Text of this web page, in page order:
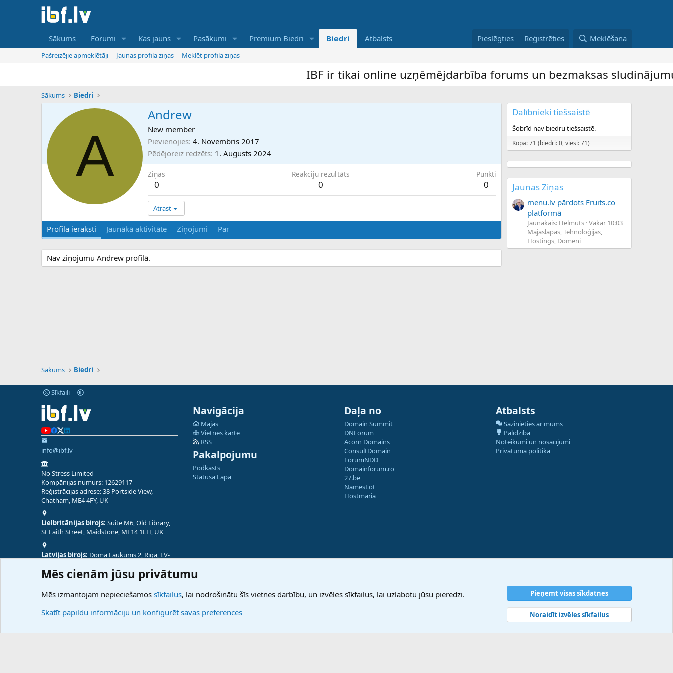
Sākums Forumi Kas jauns Pasākumi Premium Biedri Biedri Atbalsts Pieslēgties Reģistrēties Meklēšana
Pašreizējie apmeklētāji Jaunas profila ziņas Meklēt profila ziņas
IBF ir tikai online uzņēmējdarbība forums un bezmaksas sludinājumu
Sākums Biedri
A
Andrew
New member
Pievienojies 4. Novembris 2017
Pēdējoreiz redzēts 1. Augusts 2024
Ziņas
0
Reakciju rezultāts
0
Punkti
0
Atrast
Profila ieraksti Jaunākā aktivitāte Ziņojumi Par
Nav ziņojumu Andrew profilā.
Dalībnieki tiešsaistē
Šobrīd nav biedru tiešsaistē.
Kopā: 71 (biedri: 0, viesi: 71)
Jaunas Ziņas
menu.lv pārdots Fruits.co
platformā
Jaunākais: Helmuts Vakar 10:03
Mājaslapas, Tehnoloģijas,
Hostings, Domēni
Sākums Biedri
Sīkfaili
info@ibf.lv
No Stress Limited
Kompānijas numurs: 12629117
Reģistrācijas adrese: 38 Portside View,
Chatham, ME4 4FY, UK
Lielbritānijas birojs: Suite M6, Old Library,
St Faith Street, Maidstone, ME14 1LH, UK
Latvijas birojs: Doma Laukums 2, Rīga, LV-
Navigācija
Mājas
Vietnes karte
RSS
Pakalpojumu
Podkāsts
Statusa Lapa
Daļa no
Domain Summit
DNForum
Acorn Domains
ConsultDomain
ForumNDD
Domainforum.ro
27.be
NamesLot
Hostmaria
Atbalsts
Sazinieties ar mums
Palīdzība
Noteikumi un nosacījumi
Privātuma politika
Mēs cienām jūsu privātumu
Mēs izmantojam nepieciešamos sīkfailus, lai nodrošinātu šīs vietnes darbību, un izvēles sīkfailus, lai uzlabotu jūsu pieredzi.
Skatīt papildu informāciju un konfigurēt savas preferences
Pieņemt visas sīkdatnes
Noraidīt izvēles sīkfailus